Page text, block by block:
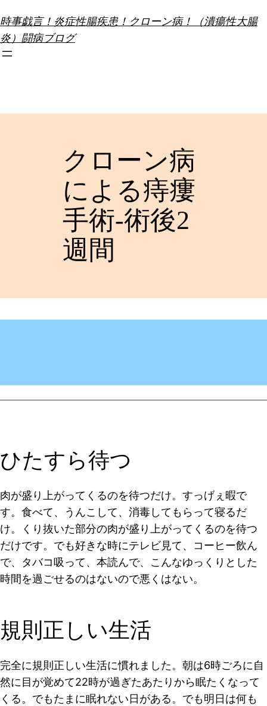
容
を
ス
時事戯言！炎症性腸疾患！クローン病！（潰瘍性大腸
炎）闘病ブログ
クローン病
による痔瘻
手術-術後2
週間
ひたすら待つ
肉が盛り上がってくるのを待つだけ。すっげぇ暇で
す。食べて、うんこして、消毒してもらって寝るだ
け。くり抜いた部分の肉が盛り上がってくるのを待つ
だけです。でも好きな時にテレビ見て、コーヒー飲ん
で、タバコ吸って、本読んで、こんなゆっくりとした
時間を過ごせるのはないので悪くはない。
規則正しい生活
完全に規則正しい生活に慣れました。朝は6時ごろに自
然に目が覚めて22時が過ぎたあたりから眠たくなって
くる。でもたまに眠れない日がある。でも明日は何も